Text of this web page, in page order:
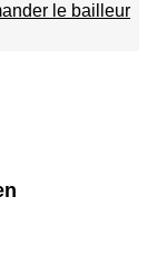
le bailleur